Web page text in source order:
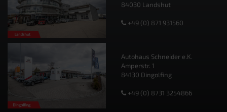
84030 Landshut
+49 (0) 871 931560
Autohaus Schneider e.K.
Amperstr. 1
84130 Dingolfing
+49 (0) 8731 3254866